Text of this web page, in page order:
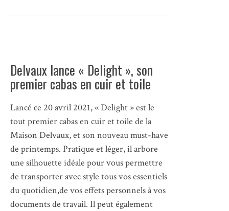
Delvaux lance « Delight », son
premier cabas en cuir et toile
Lancé ce 20 avril 2021, « Delight » est le
tout premier cabas en cuir et toile de la
Maison Delvaux, et son nouveau must-have
de printemps. Pratique et léger, il arbore
une silhouette idéale pour vous permettre
de transporter avec style tous vos essentiels
du quotidien,de vos effets personnels à vos
documents de travail. Il peut également